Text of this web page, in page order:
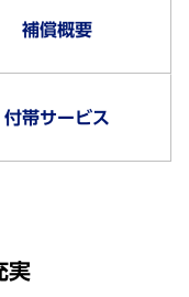
補償概要
付帯サービス
実